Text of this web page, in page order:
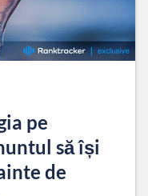
pe
să își
de